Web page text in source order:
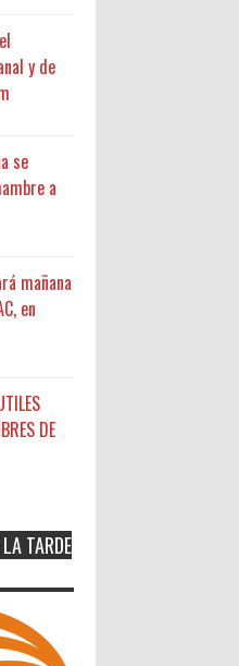
y de
se
a
mañana
en
DE
TARDE